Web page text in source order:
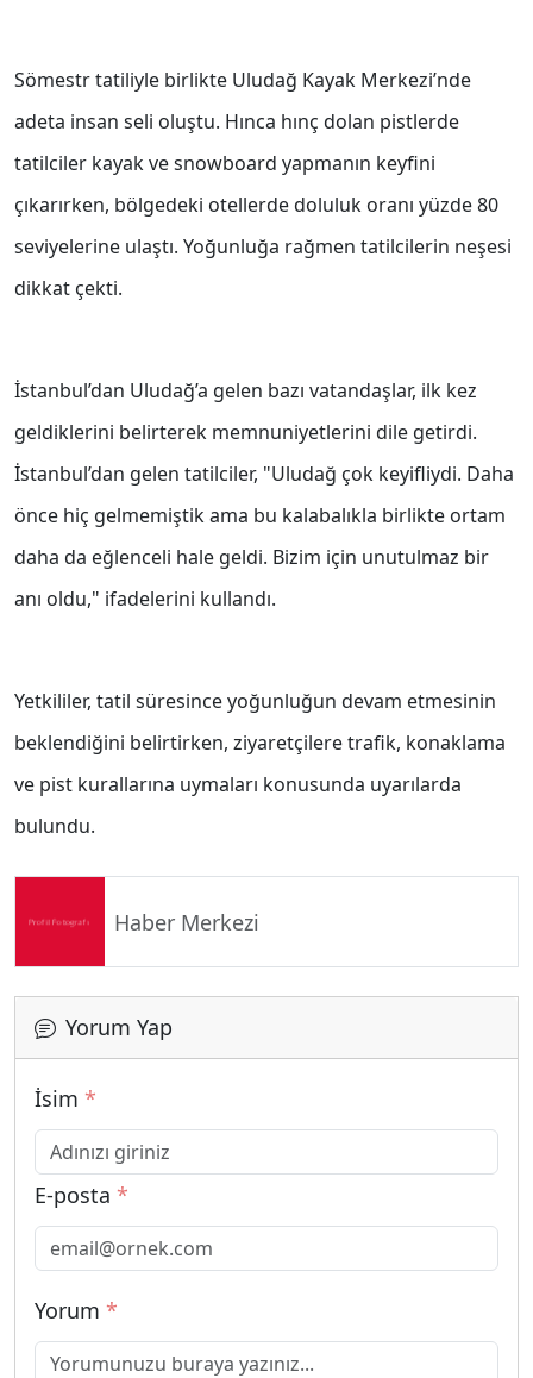
Sömestr tatiliyle birlikte Uludağ Kayak Merkezi’nde
adeta insan seli oluştu. Hınca hınç dolan pistlerde
tatilciler kayak ve snowboard yapmanın keyfini
çıkarırken, bölgedeki otellerde doluluk oranı yüzde 80
seviyelerine ulaştı. Yoğunluğa rağmen tatilcilerin neşesi
dikkat çekti.
İstanbul’dan Uludağ’a gelen bazı vatandaşlar, ilk kez
geldiklerini belirterek memnuniyetlerini dile getirdi.
İstanbul’dan gelen tatilciler, "Uludağ çok keyifliydi. Daha
önce hiç gelmemiştik ama bu kalabalıkla birlikte ortam
daha da eğlenceli hale geldi. Bizim için unutulmaz bir
anı oldu," ifadelerini kullandı.
Yetkililer, tatil süresince yoğunluğun devam etmesinin
beklendiğini belirtirken, ziyaretçilere trafik, konaklama
ve pist kurallarına uymaları konusunda uyarılarda
bulundu.
Haber Merkezi
Yorum Yap
İsim *
E-posta *
Yorum *